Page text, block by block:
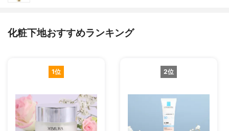
化粧下地おすすめランキング
1位 2位